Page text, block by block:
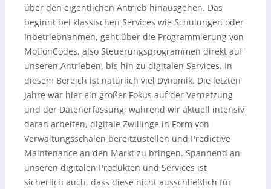
über den eigentlichen Antrieb hinausgehen. Das
beginnt bei klassischen Services wie Schulungen oder
Inbetriebnahmen, geht über die Programmierung von
MotionCodes, also Steuerungsprogrammen direkt auf
unseren Antrieben, bis hin zu digitalen Services. In
diesem Bereich ist natürlich viel Dynamik. Die letzten
Jahre war hier ein großer Fokus auf der Vernetzung
und der Datenerfassung, während wir aktuell intensiv
daran arbeiten, digitale Zwillinge in Form von
Verwaltungsschalen bereitzustellen und Predictive
Maintenance an den Markt zu bringen. Spannend an
unseren digitalen Produkten und Services ist
sicherlich auch, dass diese nicht ausschließlich für